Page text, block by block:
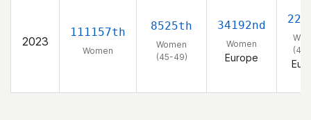
2023
111157th
Women
8525th
Women
(45-49)
34192nd
Women
Europe